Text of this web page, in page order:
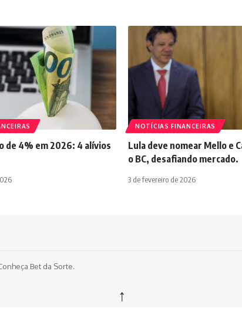
de 4% em 2026: 4 alívios
NOTÍCIAS FINANCEIRAS
Lula deve nomear Mello e
o BC, desafiando mercado.
3 de fevereiro de 2026
Bet da Sorte.
↑